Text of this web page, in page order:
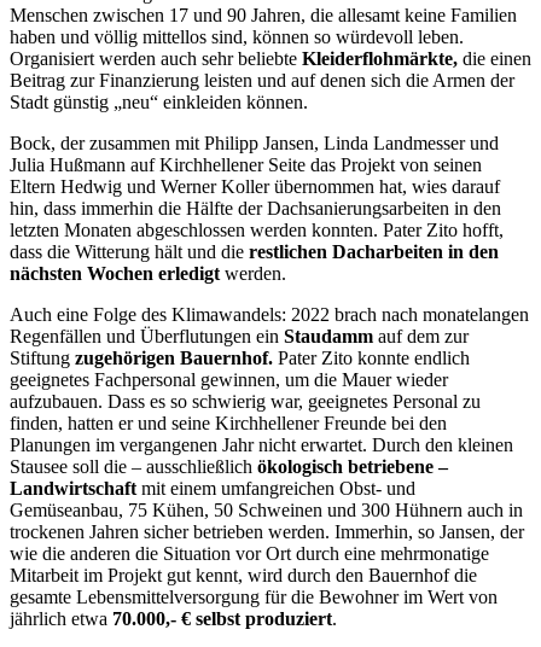
Menschen zwischen 17 und 90 Jahren, die allesamt keine Familien
haben und völlig mittellos sind, können so würdevoll leben.
Organisiert werden auch sehr beliebte Kleiderflohmärkte, die einen
Beitrag zur Finanzierung leisten und auf denen sich die Armen der
Stadt günstig „neu“ einkleiden können.
Bock, der zusammen mit Philipp Jansen, Linda Landmesser und
Julia Hußmann auf Kirchhellener Seite das Projekt von seinen
Eltern Hedwig und Werner Koller übernommen hat, wies darauf
hin, dass immerhin die Hälfte der Dachsanierungsarbeiten in den
letzten Monaten abgeschlossen werden konnten. Pater Zito hofft,
dass die Witterung hält und die restlichen Dacharbeiten in den
nächsten Wochen erledigt werden.
Auch eine Folge des Klimawandels: 2022 brach nach monatelangen
Regenfällen und Überflutungen ein Staudamm auf dem zur
Stiftung zugehörigen Bauernhof. Pater Zito konnte endlich
geeignetes Fachpersonal gewinnen, um die Mauer wieder
aufzubauen. Dass es so schwierig war, geeignetes Personal zu
finden, hatten er und seine Kirchhellener Freunde bei den
Planungen im vergangenen Jahr nicht erwartet. Durch den kleinen
Stausee soll die – ausschließlich ökologisch betriebene –
Landwirtschaft mit einem umfangreichen Obst- und
Gemüseanbau, 75 Kühen, 50 Schweinen und 300 Hühnern auch in
trockenen Jahren sicher betrieben werden. Immerhin, so Jansen, der
wie die anderen die Situation vor Ort durch eine mehrmonatige
Mitarbeit im Projekt gut kennt, wird durch den Bauernhof die
gesamte Lebensmittelversorgung für die Bewohner im Wert von
jährlich etwa 70.000,- € selbst produziert.